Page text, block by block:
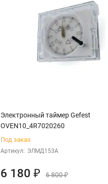
Электронный таймер Gefest
OVEN10_4R7020260
Под заказ
Артикул: ЭЛМД153А
6 180₽ 6 800₽